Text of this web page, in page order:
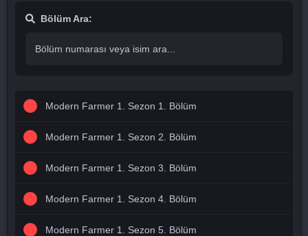
Bölüm Ara:
Modern Farmer 1. Sezon 1. Bölüm
Modern Farmer 1. Sezon 2. Bölüm
Modern Farmer 1. Sezon 3. Bölüm
Modern Farmer 1. Sezon 4. Bölüm
Modern Farmer 1. Sezon 5. Bölüm